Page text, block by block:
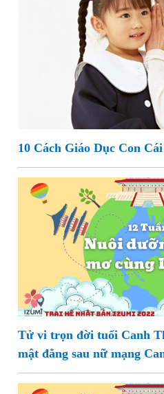
10 Cách Giáo Dục Con
Tử vi trọn đời tuổi Canh
mật đằng sau nữ mạng